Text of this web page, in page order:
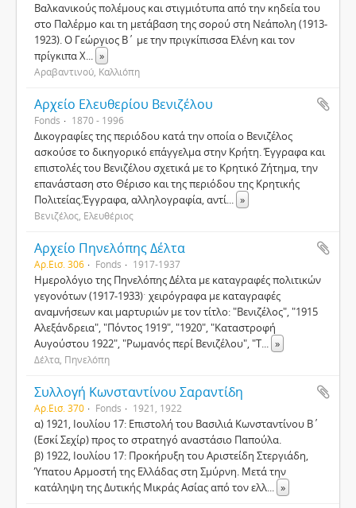
Βαλκανικούς πολέμους και στιγμιότυπα από την κηδεία του
στο Παλέρμο και τη μετάβαση της σορού στη Νεάπολη (1913-
1923). Ο Γεώργιος Β΄ με την πριγκίπισσα Ελένη και τον
πρίγκιπα Χ... »
Αραβαντινού, Καλλιόπη
Αρχείο Ελευθερίου Βενιζέλου
Fonds 1870 - 1996
Δικογραφίες της περιόδου κατά την οποία ο Βενιζέλος
ασκούσε το δικηγορικό επάγγελμα στην Κρήτη. Έγγραφα και
επιστολές του Βενιζέλου σχετικά με το Κρητικό Ζήτημα, την
επανάσταση στο Θέρισο και της περιόδου της Κρητικής
Πολιτείας.Έγγραφα, αλληλογραφία, αντί... »
Βενιζέλος, Ελευθέριος
Αρχείο Πηνελόπης Δέλτα
Αρ.Εισ. 306 Fonds 1917-1937
Ημερολόγιο της Πηνελόπης Δέλτα με καταγραφές πολιτικών
γεγονότων (1917-1933)ˑ χειρόγραφα με καταγραφές
αναμνήσεων και μαρτυριών με τον τίτλο: "Βενιζέλος", "1915
Αλεξάνδρεια", "Πόντος 1919", "1920", "Καταστροφή
Αυγούστου 1922", "Ρωμανός περί Βενιζέλου", "Τ... »
Δέλτα, Πηνελόπη
Συλλογή Κωνσταντίνου Σαραντίδη
Αρ.Εισ. 370 Fonds 1921, 1922
α) 1921, Ιουλίου 17: Επιστολή του Βασιλιά Κωνσταντίνου Β΄
(Εσκί Σεχίρ) προς το στρατηγό αναστάσιο Παπούλα.
β) 1922, Ιουλίου 17: Προκήρυξη του Αριστείδη Στεργιάδη,
Ύπατου Αρμοστή της Ελλάδας στη Σμύρνη. Μετά την
κατάληψη της Δυτικής Μικράς Ασίας από τον ελλ... »